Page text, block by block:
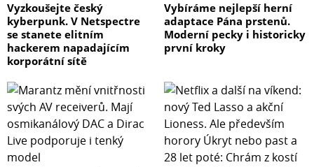
Vyzkoušejte český
kyberpunk. V Netspectre
se stanete elitním
hackerem napadajícím
korporátní sítě
Vybíráme nejlepší herní
adaptace Pána prstenů.
Moderní pecky i historicky
první kroky